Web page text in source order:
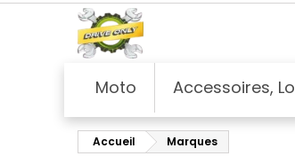
Moto Accessoires,
Accueil Marques